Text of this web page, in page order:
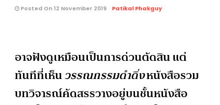
Posted On 12 November 2019 Patikal Phakguy
อาจฟังดูเหมือนเป็นการด่วนตัดสิน แต่
ทันทีที่เห็นวรรณกรรมดำดิ่งหนังสือรวม
บทวิจารณ์คัดสรรวางอยู่บนชั้นหนังสือ